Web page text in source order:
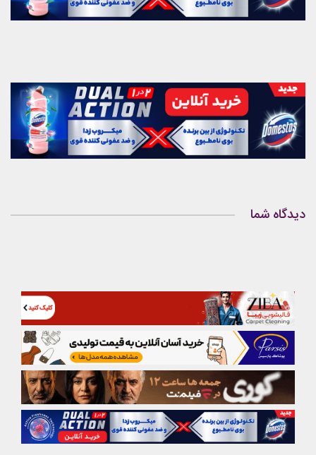
دیدگاه شما